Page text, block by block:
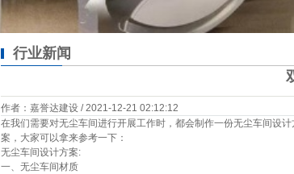
行业新闻
作者：嘉誉达建设 / 2021-12-21 02:12:12
在我们需要对无尘车间进行开展工作时，都会制作一份无尘车间设
案，大家可以拿来参考一下：
无尘车间设计方案:
一、无尘车间材质